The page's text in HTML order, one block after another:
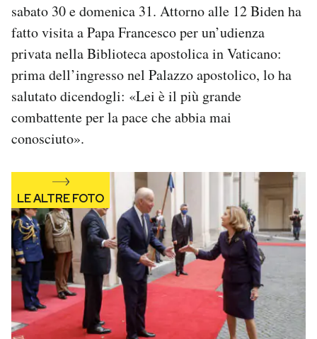
CALENDARIO
AREA PERSONALE
Area Personale
Notifiche mobile
Regala il Post
Esci
sabato 30 e domenica 31. Attorno alle 12 Biden ha
fatto visita a Papa Francesco per un’udienza
privata nella Biblioteca apostolica in Vaticano:
prima dell’ingresso nel Palazzo apostolico, lo ha
salutato dicendogli: «Lei è il più grande
combattente per la pace che abbia mai
conosciuto».